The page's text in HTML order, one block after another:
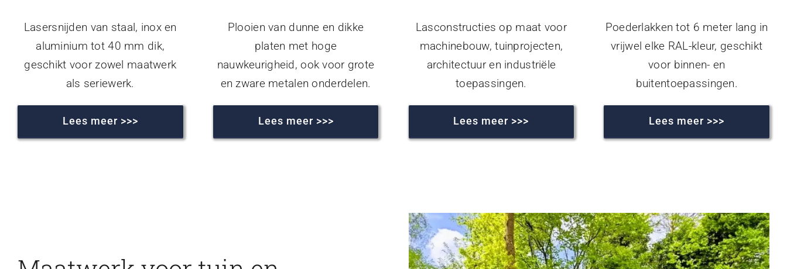
Lasersnijden van staal, inox en
aluminium tot 40 mm dik,
geschikt voor zowel maatwerk
als seriewerk.
Lees meer >>>
Plooien van dunne en dikke
platen met hoge
nauwkeurigheid, ook voor grote
en zware metalen onderdelen.
Lees meer >>>
Lasconstructies op maat voor
machinebouw, tuinprojecten,
architectuur en industriële
toepassingen.
Lees meer >>>
Poederlakken tot 6 meter lang in
vrijwel elke RAL-kleur, geschikt
voor binnen- en
buitentoepassingen.
Lees meer >>>